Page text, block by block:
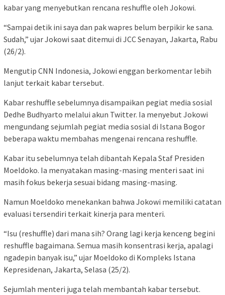
kabar yang menyebutkan rencana reshuffle oleh Jokowi.
“Sampai detik ini saya dan pak wapres belum berpikir ke sana.
Sudah,” ujar Jokowi saat ditemui di JCC Senayan, Jakarta, Rabu
(26/2).
Mengutip CNN Indonesia, Jokowi enggan berkomentar lebih
lanjut terkait kabar tersebut.
Kabar reshuffle sebelumnya disampaikan pegiat media sosial
Dedhe Budhyarto melalui akun Twitter. Ia menyebut Jokowi
mengundang sejumlah pegiat media sosial di Istana Bogor
beberapa waktu membahas mengenai rencana reshuffle.
Kabar itu sebelumnya telah dibantah Kepala Staf Presiden
Moeldoko. Ia menyatakan masing-masing menteri saat ini
masih fokus bekerja sesuai bidang masing-masing.
Namun Moeldoko menekankan bahwa Jokowi memiliki catatan
evaluasi tersendiri terkait kinerja para menteri.
“Isu (reshuffle) dari mana sih? Orang lagi kerja kenceng begini
reshuffle bagaimana. Semua masih konsentrasi kerja, apalagi
ngadepin banyak isu,” ujar Moeldoko di Kompleks Istana
Kepresidenan, Jakarta, Selasa (25/2).
Sejumlah menteri juga telah membantah kabar tersebut.